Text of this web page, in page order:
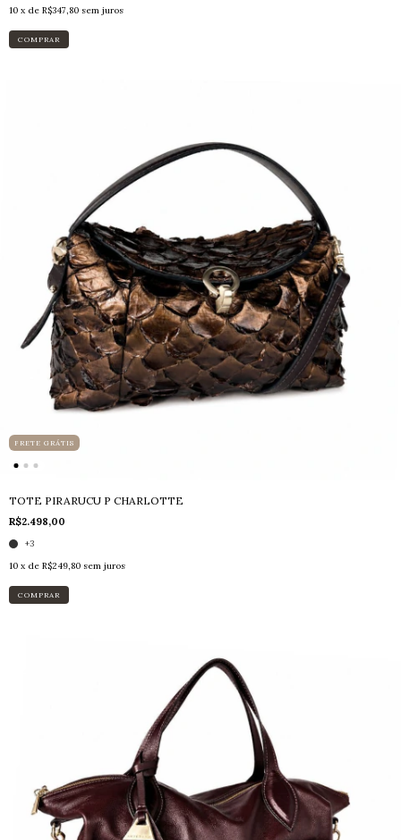
10 x de R$347,80 sem juros
COMPRAR
FRETE GRÁTIS
TOTE PIRARUCU P CHARLOTTE
R$2.498,00
+3
10 x de R$249,80 sem juros
COMPRAR